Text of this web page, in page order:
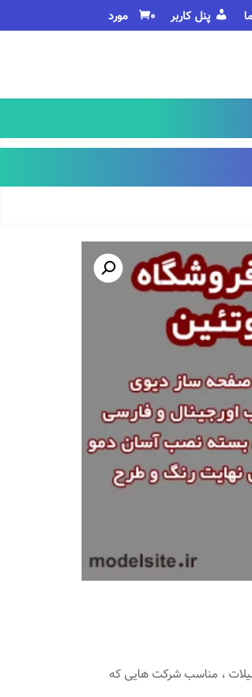
پنل کاربر 0 مورد
، مناسب شرکت هایی که